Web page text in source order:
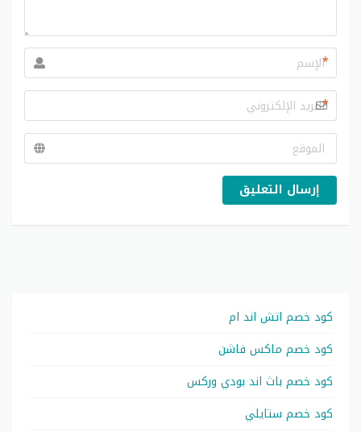
*
*
إرسال التعليق
كود خصم اتش اند ام
كود خصم ماكس فاشن
كود خصم باث اند بودي وركس
كود خصم ستايلي